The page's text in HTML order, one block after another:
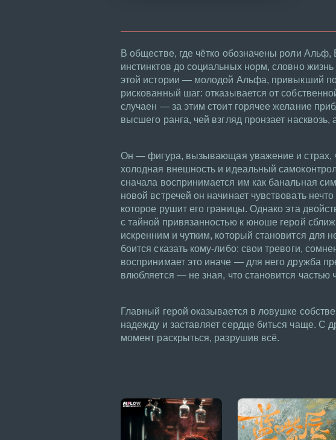
В обществе, где чётко обозначены роли
инстинктов до социальных норм, словно
этой истории — молодой Альфа, привыкший
рискованный шаг: отказывается от
случаен — за этим стоит горячее желание
высшего ранга, чей взгляд пронзает насквозь,
Он — фигура, вызывающая уважение и страх,
холодная внешность и идеальный
сначала воспринимается им как банальная
новой встречей он начинает чувствовать
которое рушит его границы. Однако эта
с тайной привязанностью к юноше герой
искренним и чутким, который становится для
боится сказать кому-либо: свои тревоги,
воспринимает это иначе — для него дружба
влюбляется — не зная, что становится частью
Главный герой оказывается в ловушке
надежду и заставляет сердце биться чаще. С
момент раскрыться, разрушив всё.